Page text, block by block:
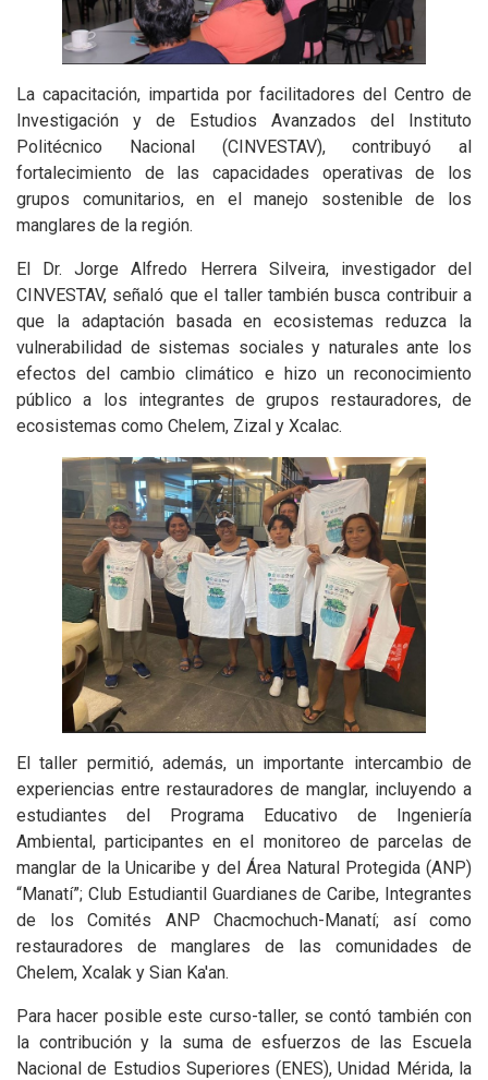
La capacitación, impartida por facilitadores del Centro de
Investigación y de Estudios Avanzados del Instituto
Politécnico Nacional (CINVESTAV), contribuyó al
fortalecimiento de las capacidades operativas de los
grupos comunitarios, en el manejo sostenible de los
manglares de la región.
El Dr. Jorge Alfredo Herrera Silveira, investigador del
CINVESTAV, señaló que el taller también busca contribuir a
que la adaptación basada en ecosistemas reduzca la
vulnerabilidad de sistemas sociales y naturales ante los
efectos del cambio climático e hizo un reconocimiento
público a los integrantes de grupos restauradores, de
ecosistemas como Chelem, Zizal y Xcalac.
El taller permitió, además, un importante intercambio de
experiencias entre restauradores de manglar, incluyendo a
estudiantes del Programa Educativo de Ingeniería
Ambiental, participantes en el monitoreo de parcelas de
manglar de la Unicaribe y del Área Natural Protegida (ANP)
“Manatí”; Club Estudiantil Guardianes de Caribe, Integrantes
de los Comités ANP Chacmochuch-Manatí; así como
restauradores de manglares de las comunidades de
Chelem, Xcalak y Sian Ka'an.
Para hacer posible este curso-taller, se contó también con
la contribución y la suma de esfuerzos de las Escuela
Nacional de Estudios Superiores (ENES), Unidad Mérida, la